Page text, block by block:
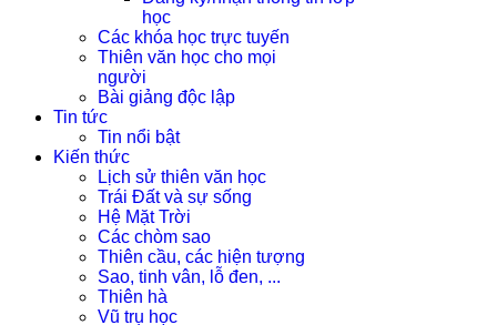
học
Các khóa học trực tuyến
Thiên văn học cho mọi
người
Bài giảng độc lập
Tin tức
Tin nổi bật
Kiến thức
Lịch sử thiên văn học
Trái Đất và sự sống
Hệ Mặt Trời
Các chòm sao
Thiên cầu, các hiện tượng
Sao, tinh vân, lỗ đen, ...
Thiên hà
Vũ trụ học